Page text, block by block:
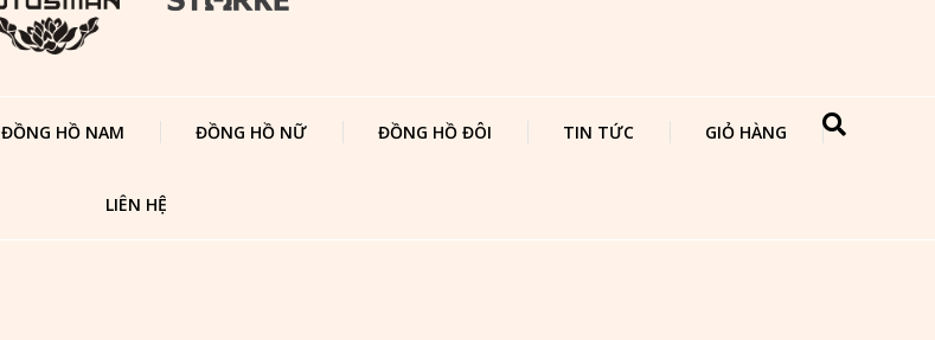
ĐỒNG HỒ NAM ĐỒNG HỒ NỮ ĐỒNG HỒ ĐÔI TIN TỨC GIỎ HÀNG
LIÊN HỆ